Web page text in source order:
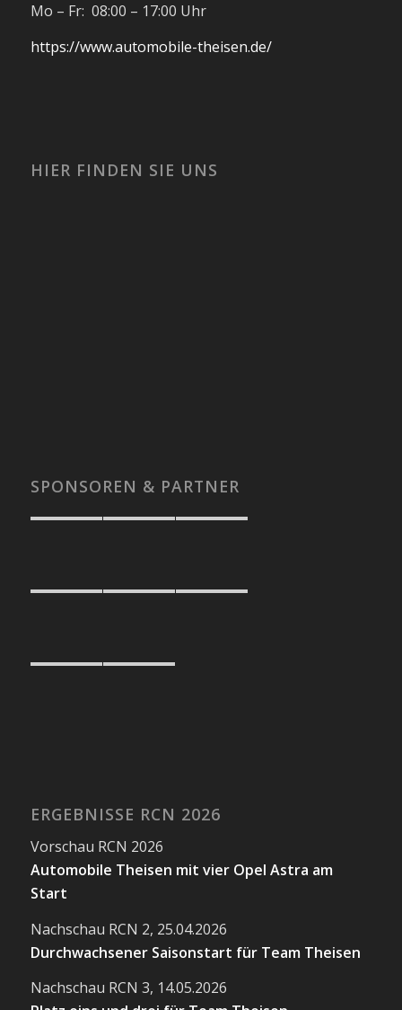
Mo – Fr: 08:00 – 17:00 Uhr
https://www.automobile-theisen.de/
HIER FINDEN SIE UNS
SPONSOREN & PARTNER
ERGEBNISSE RCN 2026
Vorschau RCN 2026
Automobile Theisen mit vier Opel Astra am
Start
Nachschau RCN 2, 25.04.2026
Durchwachsener Saisonstart für Team Theisen
Nachschau RCN 3, 14.05.2026